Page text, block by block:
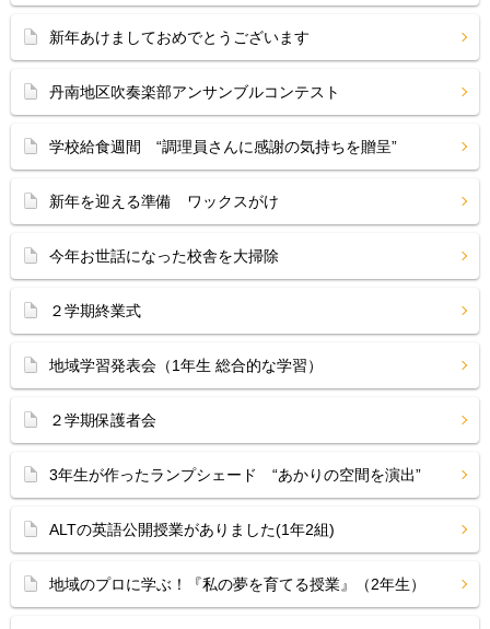
新年あけましておめでとうございます
丹南地区吹奏楽部アンサンブルコンテスト
学校給食週間 “調理員さんに感謝の気持ちを贈呈”
新年を迎える準備 ワックスがけ
今年お世話になった校舎を大掃除
２学期終業式
地域学習発表会（1年生 総合的な学習）
２学期保護者会
3年生が作ったランプシェード “あかりの空間を演出”
ALTの英語公開授業がありました(1年2組)
地域のプロに学ぶ！『私の夢を育てる授業』（2年生）